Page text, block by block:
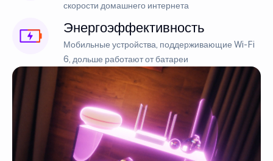
скорости домашнего интернета
Энергоэффективность
Мобильные устройства, поддерживающие Wi-Fi
6, дольше работают от батареи